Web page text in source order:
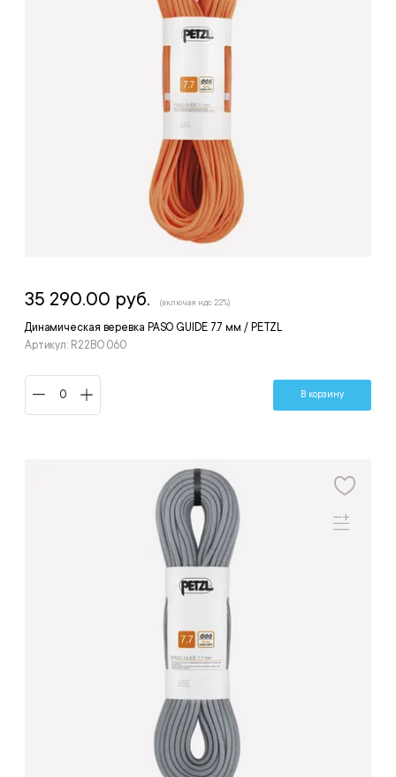
Динамическая веревка PASO GUIDE 7.7 мм / PETZL
Артикул: R22BO 060
35 290.00 руб. (включая ндс 22%)
В корзину